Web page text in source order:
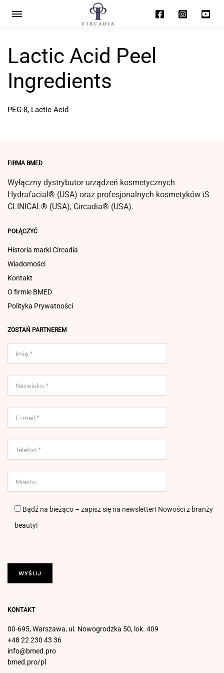
Lactic Acid Peel
Ingredients
PEG-8, Lactic Acid
FIRMA BMED
Wyłączny dystrybutor urządzeń kosmetycznych
Hydrafacial® (USA) oraz profesjonalnych kosmetyków iS
CLINICAL® (USA), Circadia® (USA).
POŁĄCZYĆ
Historia marki Circadia
Wiadomości
Kontakt
O firmie BMED
Polityka Prywatności
ZOSTAŃ PARTNEREM
Bądź na bieżąco – zapisz się na newsletter! Nowości z branży
beauty!
KONTAKT
00-695, Warszawa, ul. Nowogrodzka 50, lok. 409
+48 22 230 43 36
info@bmed.pro
bmed.pro/pl